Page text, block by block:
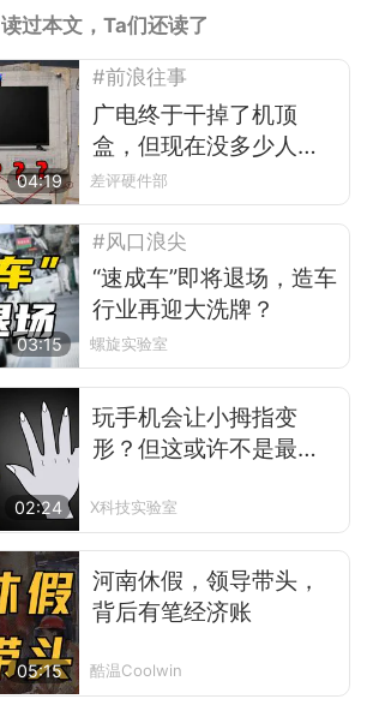
读过本文，Ta们还读了
04:19
#前浪往事
广电终于干掉了机顶
盒，但现在没多少人看
电视了
差评硬件部
03:15
#风口浪尖
“速成车”即将退场，造车
行业再迎大洗牌？
螺旋实验室
02:24
玩手机会让小拇指变
形？但这或许不是最可
X科技实验室
05:15
河南休假，领导带头，
背后有笔经济账
酷温Coolwin